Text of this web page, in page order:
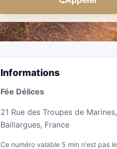
Informations
Fée Délices
21 Rue des Troupes de
Baillargues, France
Ce numéro valable 5 min n'est pas